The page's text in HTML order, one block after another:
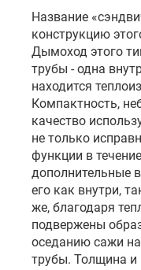
Название
конструкцию
Дымоход этого
трубы - одна
находится
Компактность,
качество
не только
функции в
дополнительные
его как внутри,
же, благодаря
подвержены
оседанию сажи на
трубы. Толщина и